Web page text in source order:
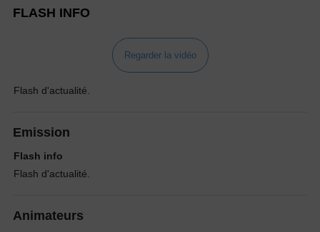
FLASH INFO
Regarder la vidéo
Flash d'actualité.
Emission
Flash info
Flash d'actualité.
Animateurs